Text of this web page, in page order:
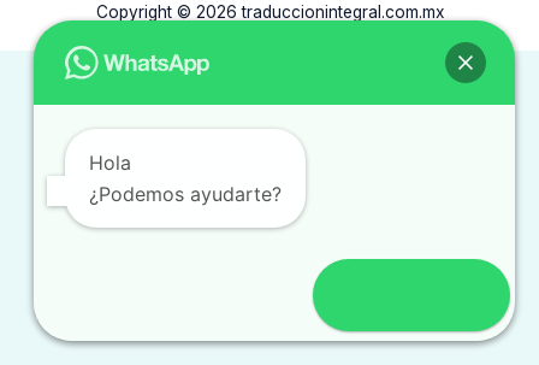
Copyright © 2026 traduccionintegral.com.mx
Hola
¿Podemos ayudarte?